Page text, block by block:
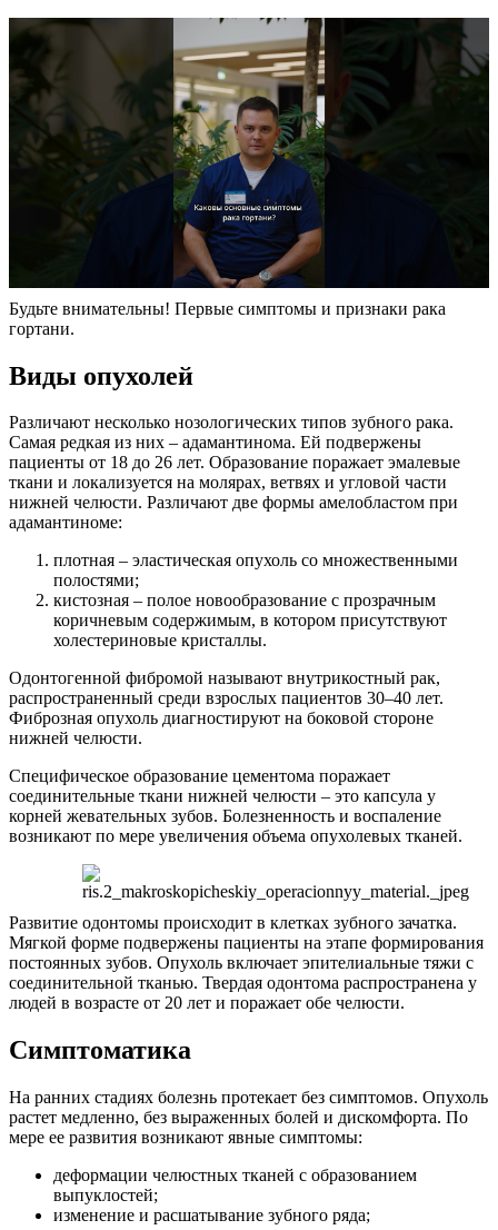
Будьте внимательны! Первые симптомы и признаки рака
гортани.
Виды опухолей
Различают несколько нозологических типов зубного рака.
Самая редкая из них – адамантинома. Ей подвержены
пациенты от 18 до 26 лет. Образование поражает эмалевые
ткани и локализуется на молярах, ветвях и угловой части
нижней челюсти. Различают две формы амелобластом при
адамантиноме:
плотная – эластическая опухоль со множественными
полостями;
кистозная – полое новообразование с прозрачным
коричневым содержимым, в котором присутствуют
холестериновые кристаллы.
Одонтогенной фибромой называют внутрикостный рак,
распространенный среди взрослых пациентов 30–40 лет.
Фиброзная опухоль диагностируют на боковой стороне
нижней челюсти.
Специфическое образование цементома поражает
соединительные ткани нижней челюсти – это капсула у
корней жевательных зубов. Болезненность и воспаление
возникают по мере увеличения объема опухолевых тканей.
Развитие одонтомы происходит в клетках зубного зачатка.
Мягкой форме подвержены пациенты на этапе формирования
постоянных зубов. Опухоль включает эпителиальные тяжи с
соединительной тканью. Твердая одонтома распространена у
людей в возрасте от 20 лет и поражает обе челюсти.
Симптоматика
На ранних стадиях болезнь протекает без симптомов. Опухоль
растет медленно, без выраженных болей и дискомфорта. По
мере ее развития возникают явные симптомы:
деформации челюстных тканей с образованием
выпуклостей;
изменение и расшатывание зубного ряда;